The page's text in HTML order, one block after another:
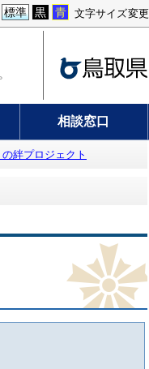
文字サイズ変更
標準 黒 青
相談窓口
絆プロジェクト